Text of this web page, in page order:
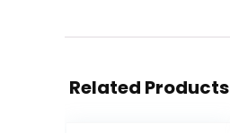
Related Products